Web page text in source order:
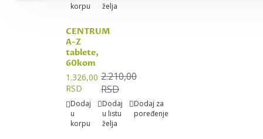
korpu
želja
CENTRUM
A-Z
tablete,
60kom
1.326,00
RSD
2.210,00
RSD
Dodaj
u
korpu
Dodaj
u listu
želja
Dodaj za
poređenje